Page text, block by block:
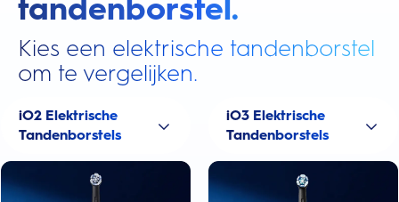
tandenborstel.
Kies een elektrische tandenborstel
om te vergelijken.
iO2 Elektrische
Tandenborstels
iO3 Elektrische
Tandenborstels